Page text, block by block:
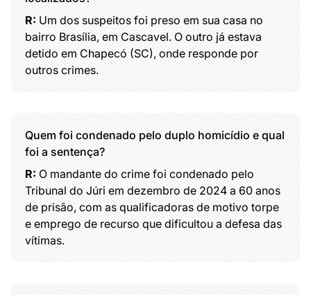
R:Um dos suspeitos foi preso em sua casa no
bairro Brasília, em Cascavel. O outro já estava
detido em Chapecó (SC), onde responde por
outros crimes.
Quem foi condenado pelo duplo homicídio e qual
foi a sentença?
R:O mandante do crime foi condenado pelo
Tribunal do Júri em dezembro de 2024 a 60 anos
de prisão, com as qualificadoras de motivo torpe
e emprego de recurso que dificultou a defesa das
vítimas.